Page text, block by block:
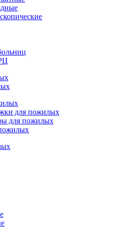
для пожилых
для пожилых